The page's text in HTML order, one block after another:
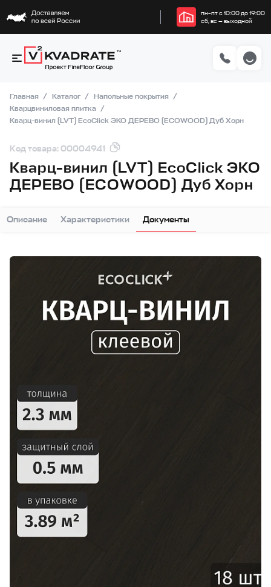
пн–пт с 10:00 до 19:00
сб, вс — выходной
Главная Каталог
Напольные покрытия
Кварцвиниловая плитка
Кварц-винил (LVT) EcoClick ЭКО ДЕРЕВО (ECOWOOD) Дуб Хорн
Код товара: 00004941
Кварц-винил (LVT) EcoClick ЭКО
ДЕРЕВО (ECOWOOD) Дуб Хорн
Описание Характеристики Документы